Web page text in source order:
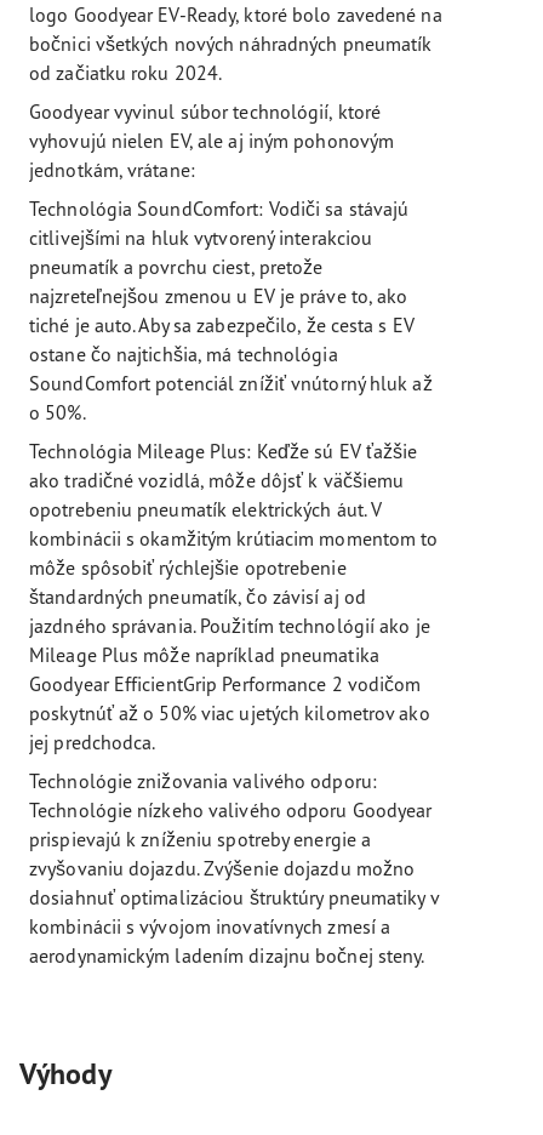
logo Goodyear EV-Ready, ktoré bolo zavedené na
bočnici všetkých nových náhradných pneumatík
od začiatku roku 2024.
Goodyear vyvinul súbor technológií, ktoré
vyhovujú nielen EV, ale aj iným pohonovým
jednotkám, vrátane:
Technológia SoundComfort: Vodiči sa stávajú
citlivejšími na hluk vytvorený interakciou
pneumatík a povrchu ciest, pretože
najzreteľnejšou zmenou u EV je práve to, ako
tiché je auto. Aby sa zabezpečilo, že cesta s EV
ostane čo najtichšia, má technológia
SoundComfort potenciál znížiť vnútorný hluk až
o 50%.
Technológia Mileage Plus: Keďže sú EV ťažšie
ako tradičné vozidlá, môže dôjsť k väčšiemu
opotrebeniu pneumatík elektrických áut. V
kombinácii s okamžitým krútiacim momentom to
môže spôsobiť rýchlejšie opotrebenie
štandardných pneumatík, čo závisí aj od
jazdného správania. Použitím technológií ako je
Mileage Plus môže napríklad pneumatika
Goodyear EfficientGrip Performance 2 vodičom
poskytnúť až o 50% viac ujetých kilometrov ako
jej predchodca.
Technológie znižovania valivého odporu:
Technológie nízkeho valivého odporu Goodyear
prispievajú k zníženiu spotreby energie a
zvyšovaniu dojazdu. Zvýšenie dojazdu možno
dosiahnuť optimalizáciou štruktúry pneumatiky v
kombinácii s vývojom inovatívnych zmesí a
aerodynamickým ladením dizajnu bočnej steny.
Výhody